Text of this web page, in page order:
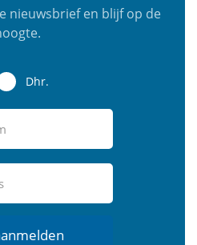
nieuwsbrief en blijf op de
Dhr.